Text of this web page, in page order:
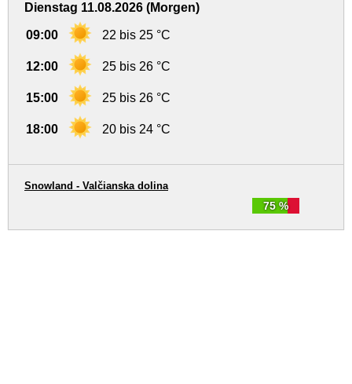
Dienstag 11.08.2026 (Morgen)
09:00 22 bis 25 °C
12:00 25 bis 26 °C
15:00 25 bis 26 °C
18:00 20 bis 24 °C
75 %
Snowland - Valčianska dolina